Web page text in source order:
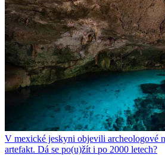
V mexické jeskyni objevili archeologové
artefakt. Dá se po(u)žít i po 2000 letech?